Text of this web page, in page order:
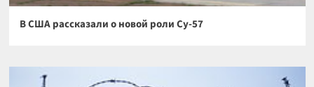
В США рассказали о новой роли Су-57